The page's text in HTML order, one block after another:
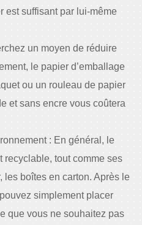
est suffisant par lui-même
un moyen de réduire
le papier d’emballage
ou un rouleau de papier
et sans encre vous coûtera
: En général, le
recyclable, tout comme ses
les boîtes en carton. Après le
simplement placer
que vous ne souhaitez pas